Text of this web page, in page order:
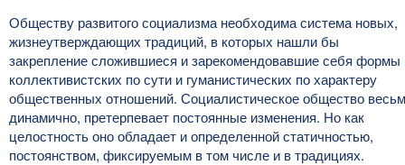
Обществу развитого социализма необходима система новых,
жизнеутверждающих традиций, в которых нашли бы
закрепление сложившиеся и зарекомендовавшие себя формы
коллективистских по сути и гуманистических по характеру
общественных отношений. Социалистическое общество
динамично, претерпевает постоянные изменения. Но как
целостность оно обладает и определенной статичностью,
постоянством, фиксируемым в том числе и в традициях.